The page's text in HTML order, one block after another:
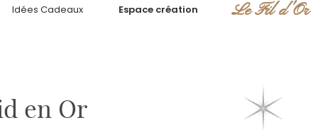
Idées Cadeaux Espace création Le Fil d'Or
en Or